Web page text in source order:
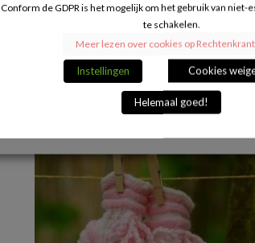
Om een eerlijke belastingheffing te
plaatsten de EU-ministers een aantal landen
zwarte lijst van belastingparadijzen. Indien
VERDER LEZEN
Conform de GDPR is het mogelijk om het gebruik van niet-
te schakelen.
Meer lezen over cookies op
Instellingen Cookies
Helemaal goed!